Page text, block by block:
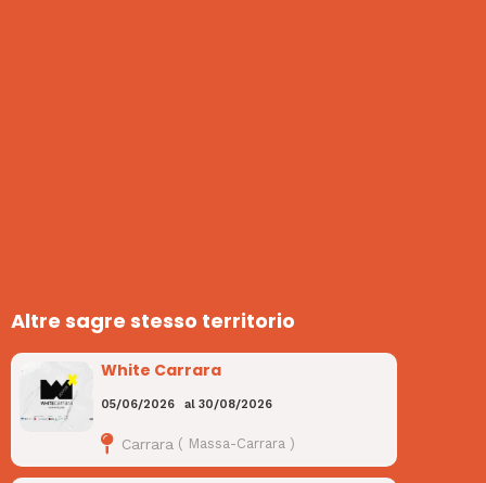
Altre sagre stesso territorio
White Carrara
05/06/2026 al30/08/2026
Carrara ( Massa-Carrara )